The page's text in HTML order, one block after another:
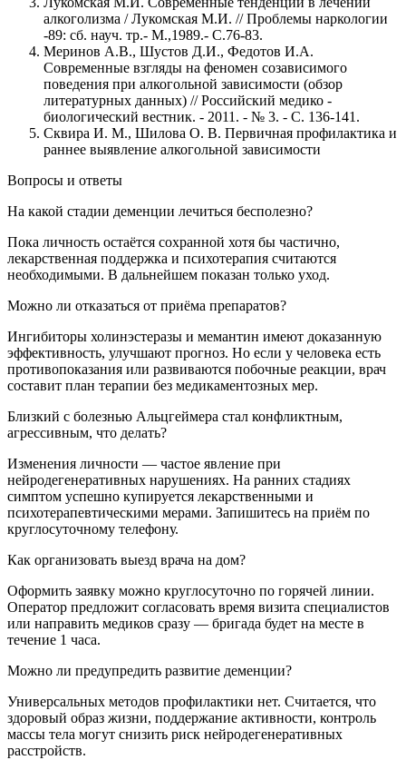
алкоголизма / Лукомская М.И. // Проблемы наркологии
-89: сб. науч. тр.- М.,1989.- С.76-83.
Меринов А.В., Шустов Д.И., Федотов И.А.
Современные взгляды на феномен созависимого
поведения при алкогольной зависимости (обзор
литературных данных) // Российский медико -
биологический вестник. - 2011. - № 3. - С. 136-141.
Сквира И. М., Шилова О. В. Первичная профилактика и
раннее выявление алкогольной зависимости
Вопросы и ответы
На какой стадии деменции лечиться бесполезно?
Пока личность остаётся сохранной хотя бы частично,
лекарственная поддержка и психотерапия считаются
необходимыми. В дальнейшем показан только уход.
Можно ли отказаться от приёма препаратов?
Ингибиторы холинэстеразы и мемантин имеют доказанную
эффективность, улучшают прогноз. Но если у человека есть
противопоказания или развиваются побочные реакции, врач
составит план терапии без медикаментозных мер.
Близкий с болезнью Альцгеймера стал конфликтным,
агрессивным, что делать?
Изменения личности — частое явление при
нейродегенеративных нарушениях. На ранних стадиях
симптом успешно купируется лекарственными и
психотерапевтическими мерами. Запишитесь на приём по
круглосуточному телефону.
Как организовать выезд врача на дом?
Оформить заявку можно круглосуточно по горячей линии.
Оператор предложит согласовать время визита специалистов
или направить медиков сразу — бригада будет на месте в
течение 1 часа.
Можно ли предупредить развитие деменции?
Универсальных методов профилактики нет. Считается, что
здоровый образ жизни, поддержание активности, контроль
массы тела могут снизить риск нейродегенеративных
расстройств.